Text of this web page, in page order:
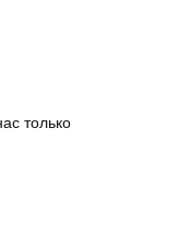
только